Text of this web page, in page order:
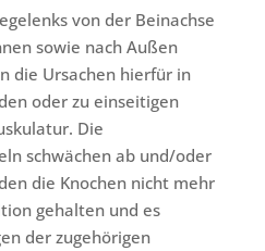
von der Beinachse
sowie nach Außen
die Ursachen hierfür in
oder zu einseitigen
Die
schwächen ab und/oder
die Knochen nicht mehr
gehalten und es
der zugehörigen